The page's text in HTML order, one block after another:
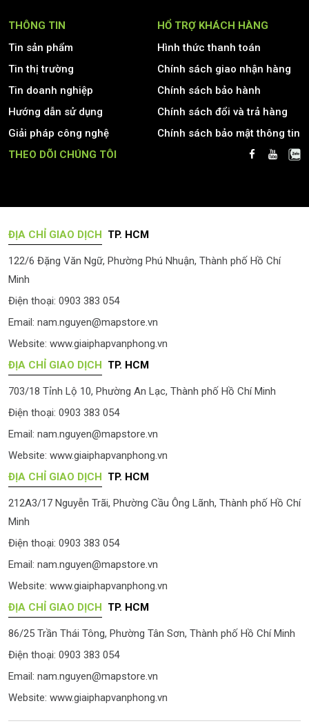
THÔNG TIN
Tin sản phẩm
Tin thị trường
Tin doanh nghiệp
Hướng dẫn sử dụng
Giải pháp công nghệ
HỔ TRỢ KHÁCH HÀNG
Hình thức thanh toán
Chính sách giao nhận hàng
Chính sách bảo hành
Chính sách đổi và trả hàng
Chính sách bảo mật thông tin
THEO DÕI CHÚNG TÔI
ĐỊA CHỈ GIAO DỊCH TP. HCM
122/6 Đặng Văn Ngữ, Phường Phú Nhuận, Thành phố Hồ Chí
Minh
Điện thoại: 0903 383 054
Email: nam.nguyen@mapstore.vn
Website: www.giaiphapvanphong.vn
ĐỊA CHỈ GIAO DỊCH
TP. HCM
703/18 Tỉnh Lộ 10, Phường An Lạc, Thành phố Hồ Chí Minh
Điện thoại: 0903 383 054
Email: nam.nguyen@mapstore.vn
Website: www.giaiphapvanphong.vn
ĐỊA CHỈ GIAO DỊCH
TP. HCM
212A3/17 Nguyễn Trãi, Phường Cầu Ông Lãnh, Thành phố Hồ Chí
Minh
Điện thoại: 0903 383 054
Email: nam.nguyen@mapstore.vn
Website: www.giaiphapvanphong.vn
ĐỊA CHỈ GIAO DỊCH
TP. HCM
86/25 Trần Thái Tông, Phường Tân Sơn, Thành phố Hồ Chí Minh
Điện thoại: 0903 383 054
Email: nam.nguyen@mapstore.vn
Website: www.giaiphapvanphong.vn